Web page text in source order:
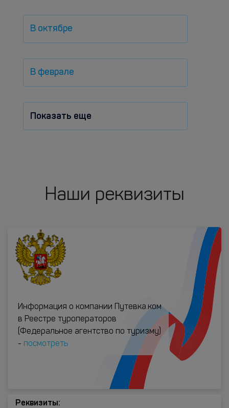
В октябре
В феврале
Показать еще
Наши реквизиты
Информация о компании Путевка.ком
в Реестре туроператоров
(Федеральное агентство по туризму)
- посмотреть
Реквизиты: